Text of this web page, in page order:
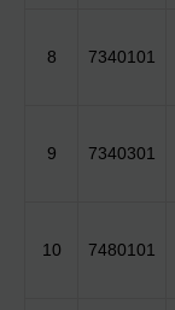
8 7340101
9 7340301
10 7480101